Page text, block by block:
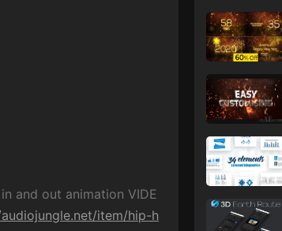
and out animation VIDE
item/hip-h